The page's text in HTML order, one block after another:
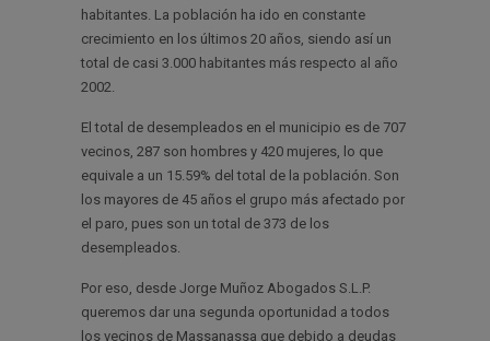
habitantes. La población ha ido en constante
crecimiento en los últimos 20 años, siendo así un
total de casi 3.000 habitantes más respecto al año
2002.
El total de desempleados en el municipio es de 707
vecinos, 287 son hombres y 420 mujeres, lo que
equivale a un 15.59% del total de la población. Son
los mayores de 45 años el grupo más afectado por
el paro, pues son un total de 373 de los
desempleados.
Por eso, desde Jorge Muñoz Abogados S.L.P.
queremos dar una segunda oportunidad a todos
los vecinos de Massanassa que debido a deudas